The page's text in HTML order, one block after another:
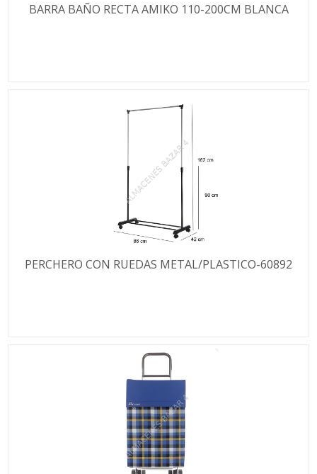
BARRA BAÑO RECTA AMIKO 110-200CM BLANCA
PERCHERO CON RUEDAS METAL/PLASTICO-60892